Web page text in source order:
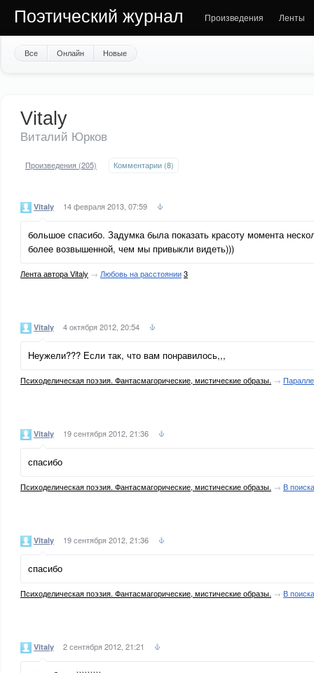
Поэтический журнал Произведения Ленты
Все Онлайн Новые
Vitaly
Виталий Юрков
Произведения (205) Комментарии (8)
Vitaly 14 февраля 2013, 07:59
большое спасибо. Задумка была показать красоту момента
более возвышенной, чем мы привыкли видеть)))
Лента автора Vitaly → Любовь на расстоянии3
Vitaly 4 октября 2012, 20:54
Неужели??? Если так, что вам понравилось,,,
Психоделическая поэзия. Фантасмагорические, мистические образы. →
Vitaly 19 сентября 2012, 21:36
спасибо
Психоделическая поэзия. Фантасмагорические, мистические образы. → В
Vitaly 19 сентября 2012, 21:36
спасибо
Психоделическая поэзия. Фантасмагорические, мистические образы. → В
Vitaly 2 сентября 2012, 21:21